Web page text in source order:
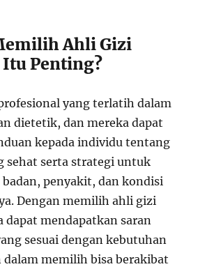
Ahli Gizi
Penting?
yang terlatih dalam
dietetik, dan mereka dapat
kepada individu tentang
sehat serta strategi untuk
penyakit, dan kondisi
Dengan memilih ahli gizi
dapat mendapatkan saran
sesuai dengan kebutuhan
dalam memilih bisa berakibat